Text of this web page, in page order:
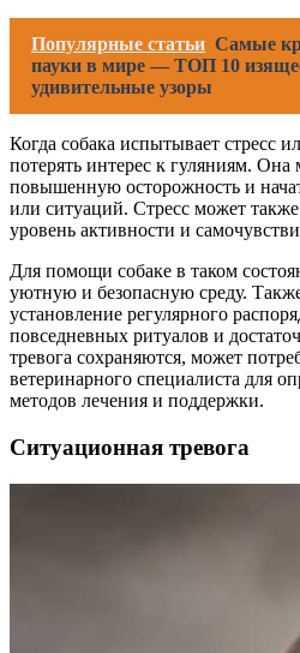
Популярные статьи Самые
пауки в мире — ТОП 10
удивительные узоры
Когда собака испытывает стресс
потерять интерес к гуляниям. Она
повышенную осторожность и
или ситуаций. Стресс может
уровень активности и
Для помощи собаке в таком
уютную и безопасную среду.
установление регулярного
повседневных ритуалов и
тревога сохраняются, может
ветеринарного специалиста для
методов лечения и поддержки.
Ситуационная тревога